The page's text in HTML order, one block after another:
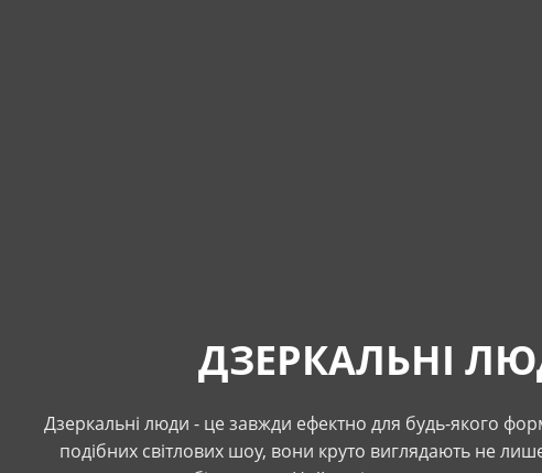
ДЗЕРКАЛЬНІ
Дзеркальні люди - це завжди ефектно для будь-якого
подібних світлових шоу, вони круто виглядають не